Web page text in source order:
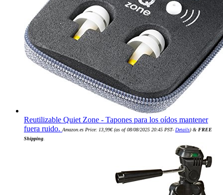
Reutilizable Quiet Zone - Tapones para los oídos mantener
fuera ruido. Amazon.es Price: 13,99€(as of 08/08/2025 20:45 PST- Details) & FREE
Shipping